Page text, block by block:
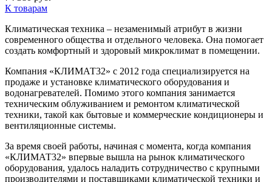
К товарам
Климатическая техника – незаменимый атрибут в жизни
современного общества и отдельного человека. Она помогает
создать комфортный и здоровый микроклимат в помещении.
Компания «КЛИМАТ32» с 2012 года специализируется на
продаже и установке климатического оборудования и
водонагревателей. Помимо этого компания занимается
техническим облуживанием и ремонтом климатической
техники, такой как бытовые и коммерческие кондиционеры и
вентиляционные системы.
За время своей работы, начиная с момента, когда компания
«КЛИМАТ32» впервые вышла на рынок климатического
оборудования, удалось наладить сотрудничество с крупными
производителями и поставщиками климатической техники и